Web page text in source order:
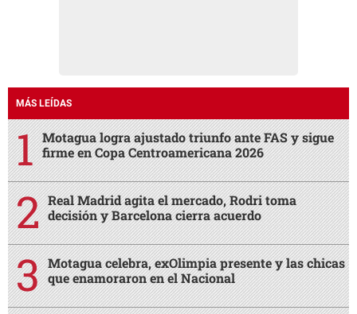
MÁS LEÍDAS
Motagua logra ajustado triunfo ante FAS y sigue
firme en Copa Centroamericana 2026
Real Madrid agita el mercado, Rodri toma
decisión y Barcelona cierra acuerdo
Motagua celebra, exOlimpia presente y las chicas
que enamoraron en el Nacional